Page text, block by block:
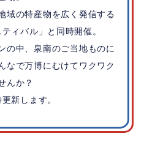
域の特産物を広く発信する
ィバル」と同時開催。
の中、泉南のご当地ものに
なで万博にむけてワクワク
んか？
新します。